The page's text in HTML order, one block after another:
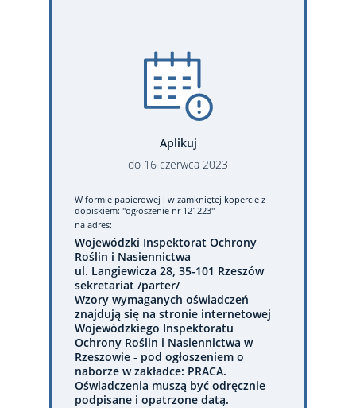
Aplikuj
do 16 czerwca 2023
W formie papierowej i w zamkniętej kopercie z
dopiskiem: "ogłoszenie nr 121223"
na adres:
Wojewódzki Inspektorat Ochrony
Roślin i Nasiennictwa
ul. Langiewicza 28, 35-101 Rzeszów
sekretariat /parter/
Wzory wymaganych oświadczeń
znajdują się na stronie internetowej
Wojewódzkiego Inspektoratu
Ochrony Roślin i Nasiennictwa w
Rzeszowie - pod ogłoszeniem o
naborze w zakładce: PRACA.
Oświadczenia muszą być odręcznie
podpisane i opatrzone datą.